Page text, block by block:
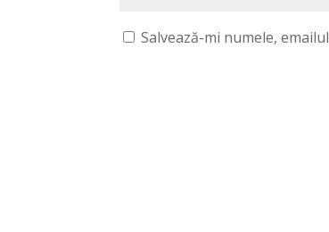
Salvează-mi numele,